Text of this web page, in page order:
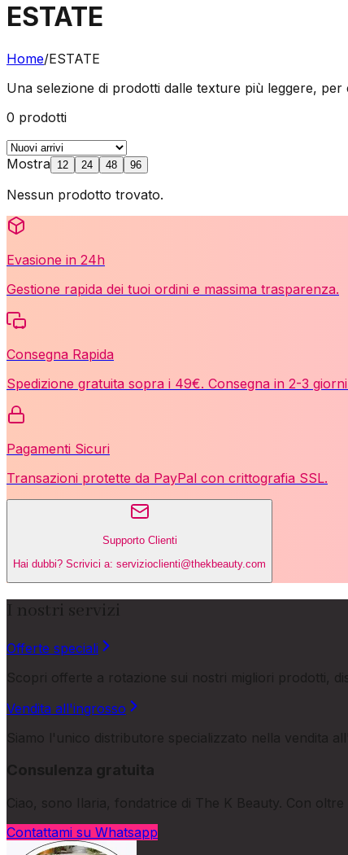
ESTATE
Home/ESTATE
Una selezione di prodotti dalle texture più leggere,
0 prodotti
Mostra 12 24 48 96
Nessun prodotto trovato.
Evasione in 24h
Gestione rapida dei tuoi ordini e massima trasparenza.
Consegna Rapida
Spedizione gratuita sopra i 49€. Consegna in 2-3
Pagamenti Sicuri
Transazioni protette da PayPal con crittografia SSL.
Supporto Clienti
Hai dubbi? Scrivici a: servizioclienti@thekbeauty.com
I nostri servizi
Offerte speciali
Scopri offerte a rotazione sui nostri migliori prodotti,
Vendita all'ingrosso
Siamo l'unico distributore specializzato nella vendita
Consulenza gratuita
Ciao, sono Ilaria, fondatrice di The K Beauty. Con
Contattami su Whatsapp